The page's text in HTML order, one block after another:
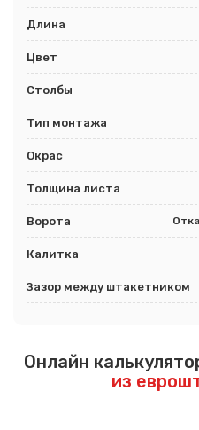
Длина
Цвет
Столбы
Тип монтажа
Окрас
Толщина листа
Ворота
Калитка
Зазор между штакетником
Онлайн
из